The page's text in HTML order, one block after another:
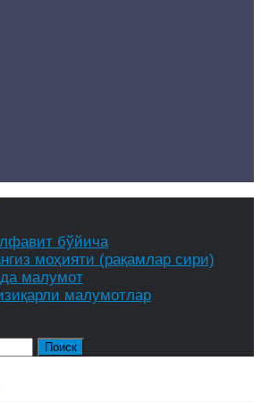
бўйича
моҳияти (рақамлар сири)
малумот
малумотлар